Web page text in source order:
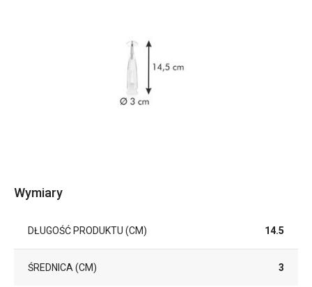
Wymiary
DŁUGOŚĆ PRODUKTU (CM) 14.5
ŚREDNICA (CM) 3